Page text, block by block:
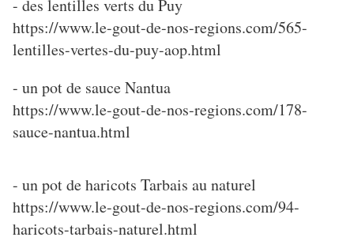
- des lentilles verts du Puy
https://www.le-gout-de-nos-regions.com/565-
lentilles-vertes-du-puy-aop.html
- un pot de sauce Nantua
https://www.le-gout-de-nos-regions.com/178-
sauce-nantua.html
- un pot de haricots Tarbais au naturel
https://www.le-gout-de-nos-regions.com/94-
haricots-tarbais-naturel.html